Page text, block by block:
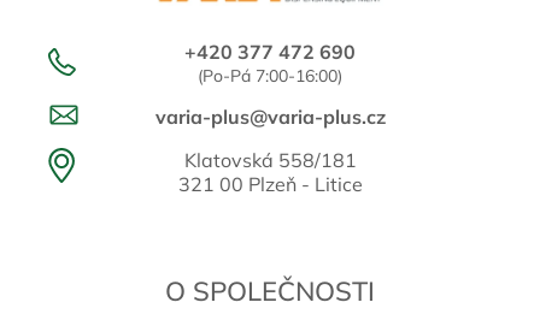
+420 377 472 690
(Po-Pá 7:00-16:00)
varia-plus@varia-plus.cz
Klatovská 558/181
321 00 Plzeň - Litice
O SPOLEČNOSTI